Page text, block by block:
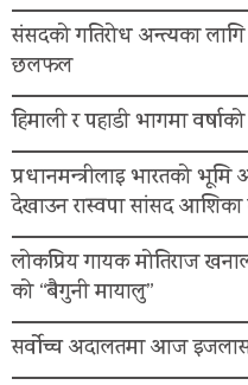
संसदको गतिरोध अन्त्यका
छलफल
हिमाली र पहाडी भागमा
प्रधानमन्त्रीलाइ भारतको
देखाउन रास्वपा सांसद आशिका
लोकप्रिय गायक मोतिराज
को “बैगुनी मायालु”
सर्वोच्च अदालतमा आज